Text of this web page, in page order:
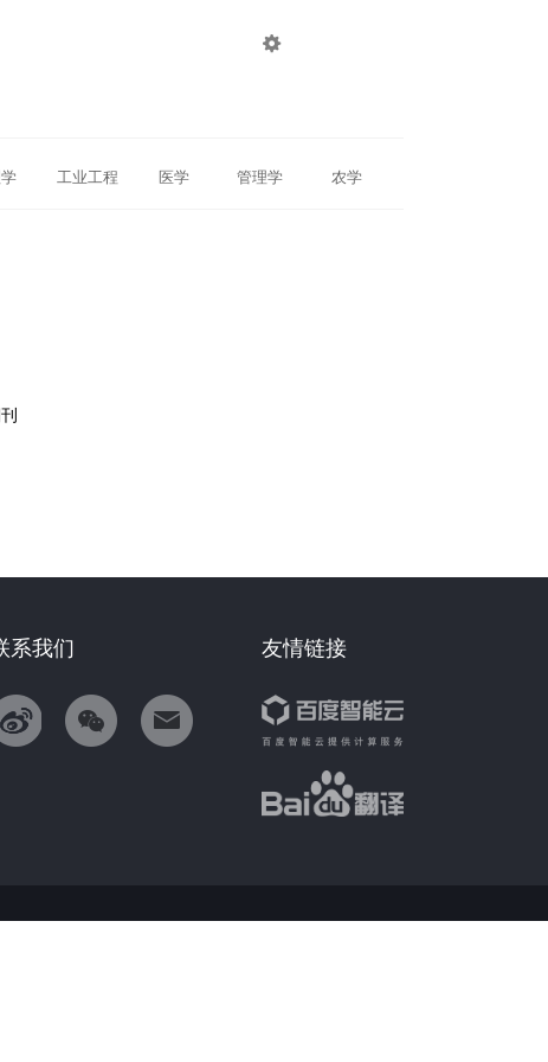

工业工程 医学 管理学 农学
友情链接
系我们